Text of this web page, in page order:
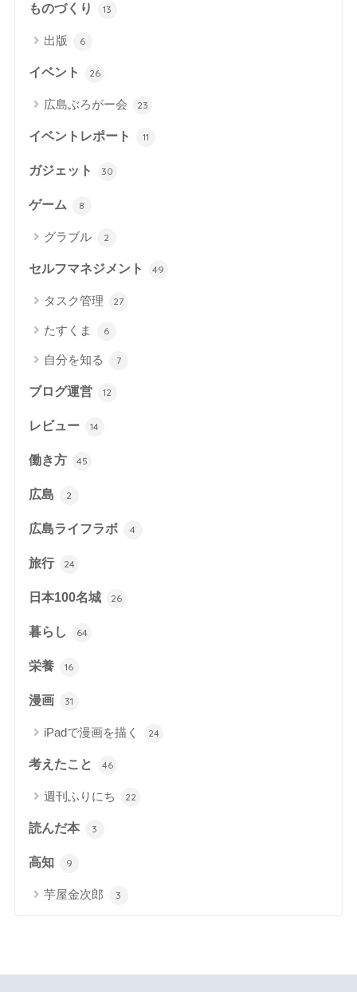
ものづくり 13
出版 6
イベント 26
広島ぶろがー会 23
イベントレポート 11
ガジェット 30
ゲーム 8
グラブル 2
セルフマネジメント 49
タスク管理 27
たすくま 6
自分を知る 7
ブログ運営 12
レビュー 14
働き方 45
広島 2
広島ライフラボ 4
旅行 24
日本100名城 26
暮らし 64
栄養 16
漫画 31
iPadで漫画を描く 24
考えたこと 46
週刊ふりにち 22
読んだ本 3
高知 9
芋屋金次郎 3